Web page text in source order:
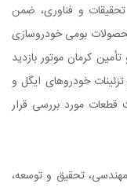
و فناوری، ضمن
بومی خودروسازی
کرمان موتور بازدید
خودروهای ایگل و
مورد بررسی قرار
تحقیق و توسعه،